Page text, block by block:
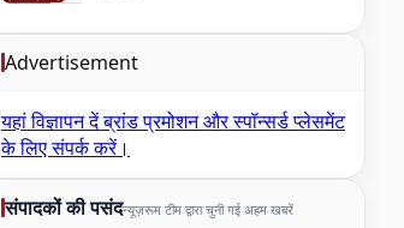
Advertisement
यहां विज्ञापन देंब्रांड प्रमोशन और स्पॉन्सर्ड प्लेसमेंट
के लिए संपर्क करें।
संपादकों की पसंदन्यूज़रूम टीम द्वारा चुनी गई अहम खबरें